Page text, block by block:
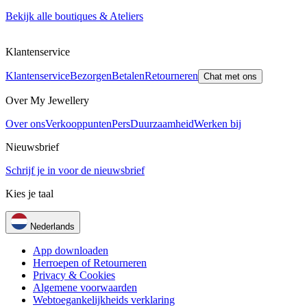
Bekijk alle boutiques & Ateliers
Klantenservice
KlantenserviceBezorgenBetalenRetourneren Chat met ons
Over My Jewellery
Over onsVerkooppuntenPersDuurzaamheidWerken bij
Nieuwsbrief
Schrijf je in voor de nieuwsbrief
Kies je taal
Nederlands
App downloaden
Herroepen of Retourneren
Privacy & Cookies
Algemene voorwaarden
Webtoegankelijkheids verklaring